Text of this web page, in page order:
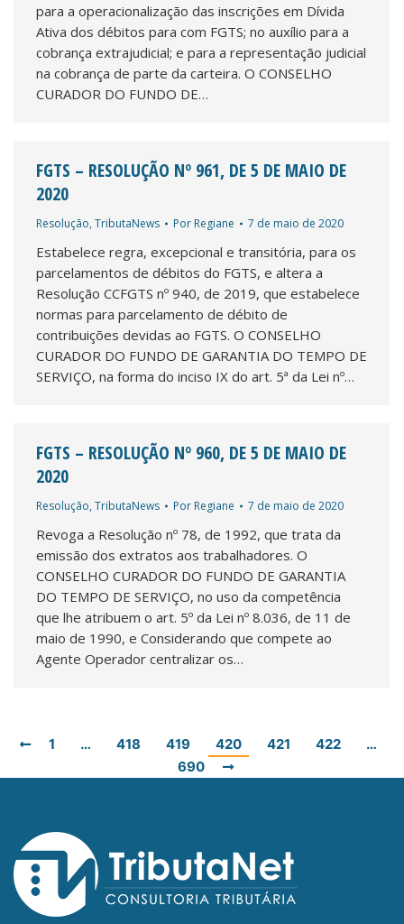
para a operacionalização das inscrições em Dívida
Ativa dos débitos para com FGTS; no auxílio para a
cobrança extrajudicial; e para a representação judicial
na cobrança de parte da carteira. O CONSELHO
CURADOR DO FUNDO DE…
FGTS – RESOLUÇÃO Nº 961, DE 5 DE MAIO DE
2020
Resolução,TributaNews Por Regiane 7 de maio de 2020
Estabelece regra, excepcional e transitória, para os
parcelamentos de débitos do FGTS, e altera a
Resolução CCFGTS nº 940, de 2019, que estabelece
normas para parcelamento de débito de
contribuições devidas ao FGTS. O CONSELHO
CURADOR DO FUNDO DE GARANTIA DO TEMPO DE
SERVIÇO, na forma do inciso IX do art. 5ª da Lei nº…
FGTS – RESOLUÇÃO Nº 960, DE 5 DE MAIO DE
2020
Resolução,TributaNews Por Regiane 7 de maio de 2020
Revoga a Resolução nº 78, de 1992, que trata da
emissão dos extratos aos trabalhadores. O
CONSELHO CURADOR DO FUNDO DE GARANTIA
DO TEMPO DE SERVIÇO, no uso da competência
que lhe atribuem o art. 5º da Lei nº 8.036, de 11 de
maio de 1990, e Considerando que compete ao
Agente Operador centralizar os…
1 … 418 419 420 421 422
…
690